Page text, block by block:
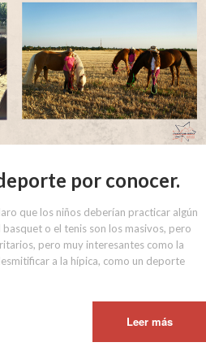
por conocer.
que los niños deberían practicar algún
o el tenis son los masivos, pero
pero muy interesantes como la
a la hípica, como un deporte
Leer más